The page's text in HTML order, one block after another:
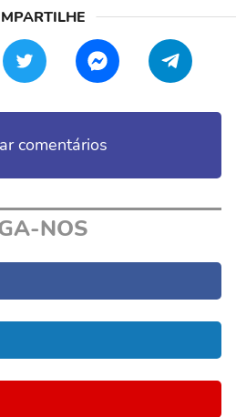
comentários
NOS